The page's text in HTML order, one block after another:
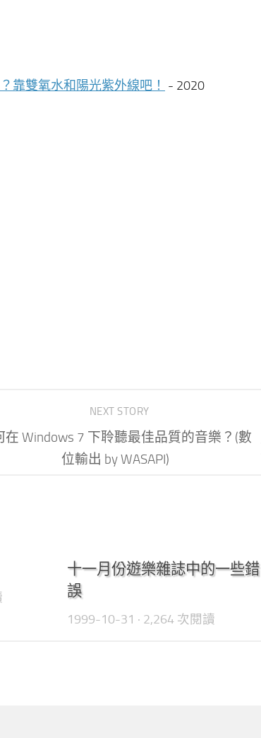
靠雙氧水和陽光紫外線吧！ - 2020
NEXT STORY
在 Windows 7 下聆聽最佳品質的音樂？(數
位輸出 by WASAPI)
十一月份遊樂雜誌中的一些錯
誤
1999-10-31 · 2,264 次閱讀